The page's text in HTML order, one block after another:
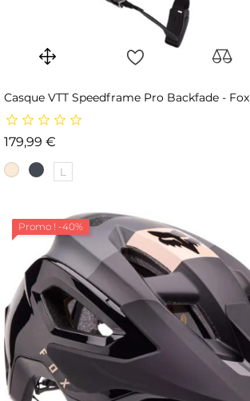
Casque VTT Speedframe Pro Backfade - Fox
179,99 €
L
Promo ! -40%